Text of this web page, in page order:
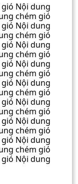
Nội dung
chém gió
Nội dung
chém gió
Nội dung
chém gió
Nội dung
chém gió
Nội dung
chém gió
Nội dung
chém gió
Nội dung
chém gió
Nội dung
chém gió
Nội dung